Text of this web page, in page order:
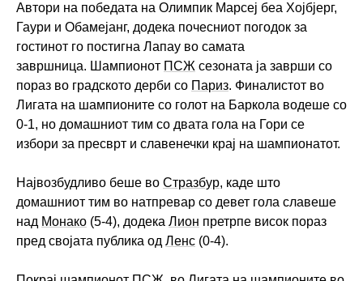
Автори на победата на Олимпик Марсеј беа Хојбјерг,
Гаури и Обамејанг, додека почесниот погодок за
гостинот го постигна Лапау во самата
завршница. Шампионот ПСЖ сезоната ја заврши со
пораз во градското дерби со Париз. Финалистот во
Лигата на шампионите со голот на Баркола водеше со
0-1, но домашниот тим со двата гола на Гори се
избори за пресврт и славенечки крај на шампионатот.
Највозбудливо беше во Стразбур, каде што
домашниот тим во натпревар со девет гола славеше
над Монако (5-4), додека Лион претрпе висок пораз
пред својата публика од Ленс (0-4).